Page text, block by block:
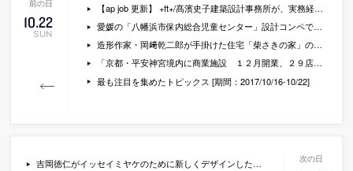
10.22
SUN
【ap job 更新】 +ft+/髙濱史子建築設計事務所が、実務経験者スタッフを急募中
愛媛の「八幡浜市保内総合児童センター」設計コンペで、アンブレ・アーキテクツの提案が最優秀作品に
造形作家・岡﨑乾二郎が手掛けた住宅「柴さきの家」の施主への、朝日新聞によるインタビュー
「京都・平安神宮境内に商業施設 １２月開業、２９店舗」（京都新聞）
最も注目を集めたトピックス [期間：2017/10/16-10/22]
吉岡徳仁がイッセイミヤケのために新しくデザインした腕時計の写真など